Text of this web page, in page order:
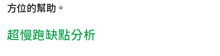
方位的幫助。
超慢跑缺點分析